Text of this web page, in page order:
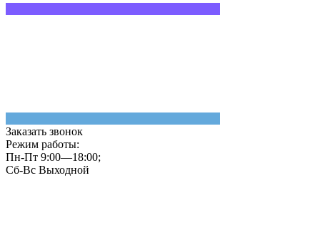
Заказать звонок
Режим работы:
Пн-Пт 9:00—18:00;
Сб-Вс Выходной